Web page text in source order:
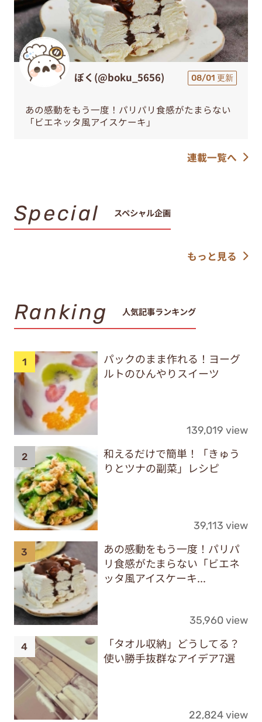
ぼく(@boku_5656) 08/01 更新
あの感動をもう一度！パリパリ食感がたまらない
「ビエネッタ風アイスケーキ」
連載一覧へ
Special スペシャル企画
もっと見る
Ranking 人気記事ランキング
パックのまま作れる！ヨーグ
ルトのひんやりスイーツ
139,019 view
和えるだけで簡単！「きゅう
りとツナの副菜」レシピ
39,113 view
あの感動をもう一度！パリパ
リ食感がたまらない「ビエネ
ッタ風アイスケーキ...
35,960 view
「タオル収納」どうしてる？
使い勝手抜群なアイデア7選
22,824 view